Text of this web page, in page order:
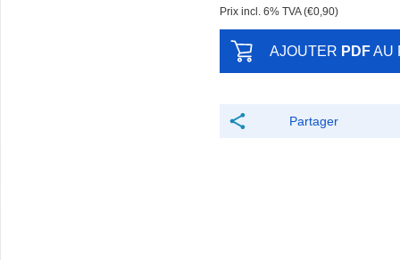
Prix ​​incl. 6% TVA (€0,90)
AJOUTER PDFAU
Partager